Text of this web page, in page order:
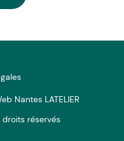
Nantes LATELIER
réservés